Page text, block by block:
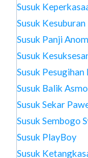
Susuk
Susuk
Susuk Panji Anom
Susuk
Susuk
Susuk Balik
Susuk Sekar
Susuk Sembogo
Susuk PlayBoy
Susuk